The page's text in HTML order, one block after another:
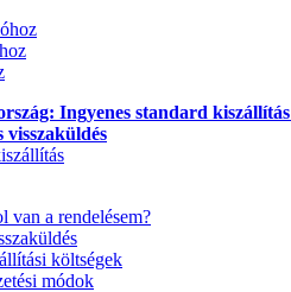
Ingyenes standard kiszállítás
visszaküldés
van a rendelésem?
költségek
módok